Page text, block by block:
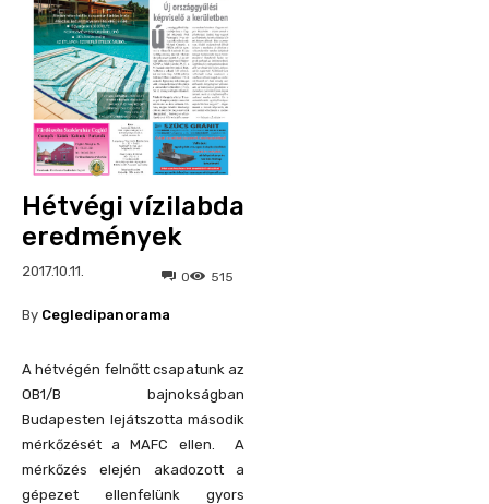
Hétvégi vízilabda
eredmények
2017.10.11. 515
0
By Cegledipanorama
A hétvégén felnőtt csapatunk az
OB1/B bajnokságban
Budapesten lejátszotta második
mérkőzését a MAFC ellen. A
mérkőzés elején akadozott a
gépezet ellenfelünk gyors